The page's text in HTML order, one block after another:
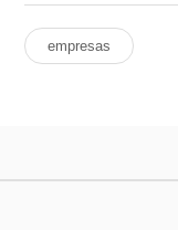
empresas